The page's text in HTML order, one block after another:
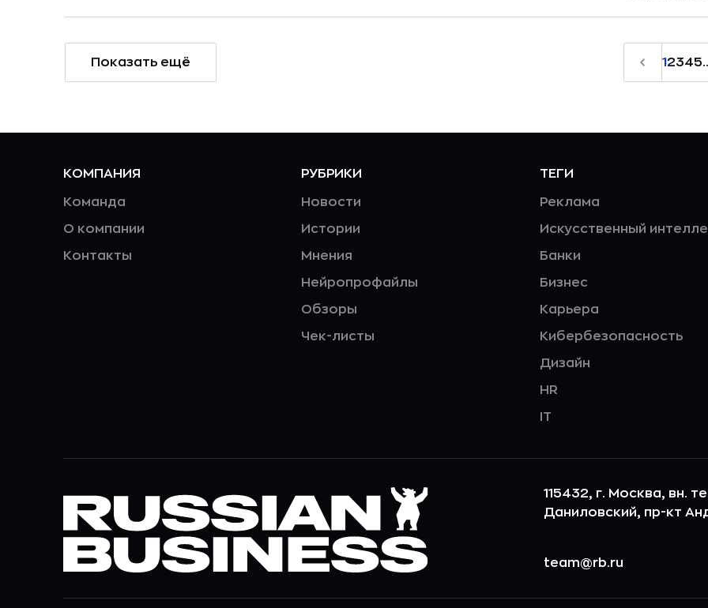
Показать ещё 1 2345
КОМПАНИЯ
Команда
О компании
Контакты
РУБРИКИ
Новости
Истории
Мнения
Нейропрофайлы
Обзоры
Чек-листы
ТЕГИ
Реклама
Искусственный
Банки
Бизнес
Карьера
Кибербезопасность
Дизайн
HR
IT
115432, г. Москва, вн.
Даниловский, пр-кт
team@rb.ru